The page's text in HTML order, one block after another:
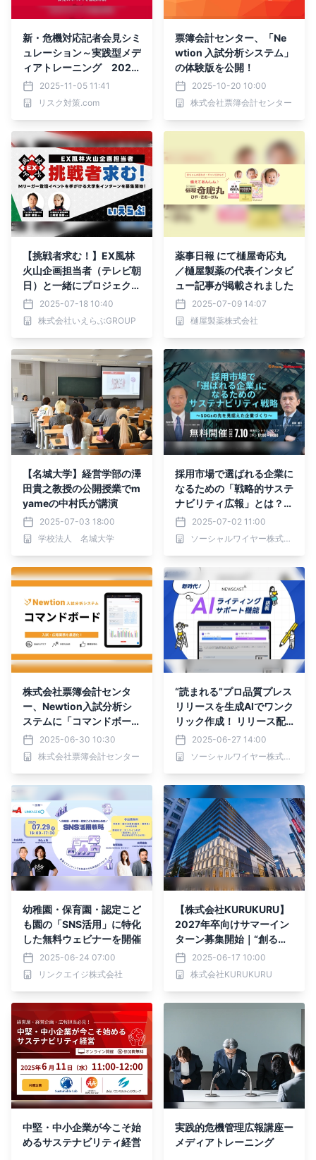
新・危機対応記者会見シミ
ュレーション～実践型メデ
ィアトレーニング 2025
年12月4日開催
2025-11-05 11:41
リスク対策.com
票簿会計センター、「Ne
wtion 入試分析システム」
の体験版を公開！
2025-10-20 10:00
株式会社票簿会計センター
【挑戦者求む！】EX風林
火山企画担当者（テレビ朝
日）と一緒にプロジェクト
を進める、大学生インター
ン募集開始！｜いえらぶG
ROUP
2025-07-18 10:40
株式会社いえらぶGROUP
薬事日報 にて樋屋奇応丸
／樋屋製薬の代表インタビ
ュー記事が掲載されました
2025-07-09 14:07
樋屋製薬株式会社
【名城大学】経営学部の澤
田貴之教授の公開授業でm
yameの中村氏が講演
2025-07-03 18:00
学校法人 名城大学
採用市場で選ばれる企業に
なるための「戦略的サステ
ナビリティ広報」とは？ニ
ューズウィーク日本版×JS
BO×＠Pressが7月10日
(木)に特別セミナーを開催
2025-07-02 11:00
ソーシャルワイヤー株式会社
株式会社票簿会計センタ
ー、Newtion入試分析シ
ステムに「コマンドボード
機能」を追加
2025-06-30 10:30
株式会社票簿会計センター
“読まれる”プロ品質プレス
リリースを生成AIでワンク
リック作成！ リリース配
信サイト「NEWSCAST」
に「AIライティングサポー
ト」を実装
2025-06-27 14:00
ソーシャルワイヤー株式会社
幼稚園・保育園・認定こど
も園の「SNS活用」に特化
した無料ウェビナーを開催
2025-06-24 07:00
リンクエイジ株式会社
【株式会社KURUKURU】
2027年卒向けサマーイン
ターン募集開始｜“創る・
届ける”D2Cブランドワー
クショップ＠GINZA SIX
2025-06-17 10:00
株式会社KURUKURU
中堅・中小企業が今こそ始
めるサステナビリティ経営
実践的危機管理広報講座ー
メディアトレーニング